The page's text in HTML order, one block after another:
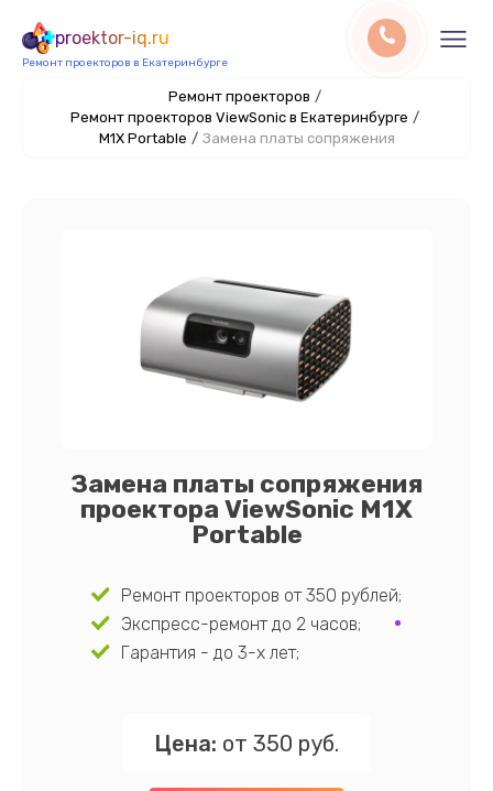
proektor-iq.ru
Ремонт проекторов в Екатеринбурге
Ремонт проекторов /
Ремонт проекторов ViewSonic в Екатеринбурге /
M1X Portable / Замена платы сопряжения
Замена платы сопряжения
проектора ViewSonic M1X
Portable
Ремонт проекторов от 350 рублей;
Экспресс-ремонт до 2 часов;
Гарантия - до 3-х лет;
Цена: от 350 руб.